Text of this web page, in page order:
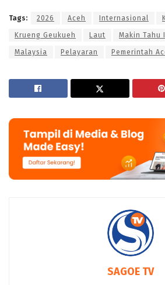
Tags: 2026 Aceh Internasional
Krueng Geukueh Laut Makin Tahu
Malaysia Pelayaran Pemerintah
SAGOE TV